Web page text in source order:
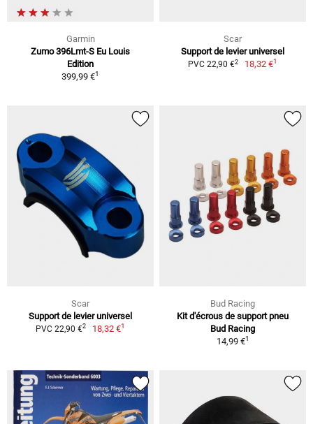
Garmin
Zumo 396Lmt-S Eu Louis
Edition
399,99 €1
Scar
Support de levier universel
PVC 22,90 €2 18,32 €1
Scar
Support de levier universel
PVC 22,90 €2 18,32 €1
Bud Racing
Kit d'écrous de support pneu
Bud Racing
14,99 €1